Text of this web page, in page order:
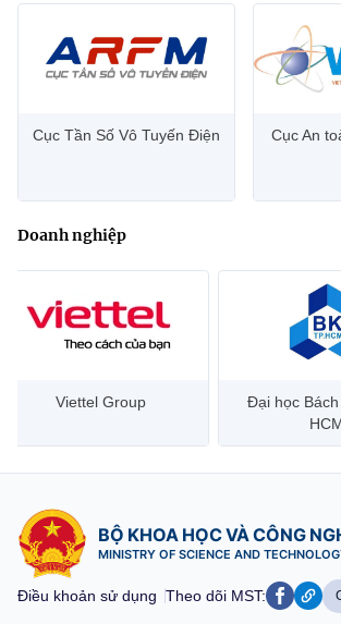
thông điệp được Phó Thủ tướng Chính phủ
thông, giao dịch điện tử và chuyển giao
Sáng 07/8/2026, tại Kỳ họp không thường lệ
khóa XVI, thừa ủy quyền của Thủ tướng
Vũ Hải Quân đã trình bày tóm tắt Tờ trình dự